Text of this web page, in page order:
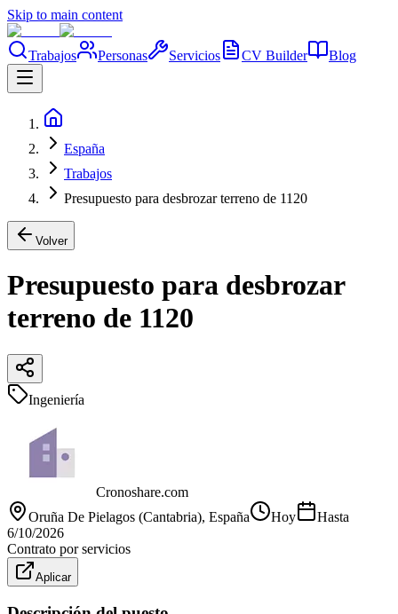
Skip to main content
Trabajos Personas Servicios CV Builder Blog
España
Trabajos
Presupuesto para desbrozar terreno de 1120
Volver
Presupuesto para desbrozar
terreno de 1120
Ingeniería
Cronoshare.com
Oruña De Pielagos (Cantabria), España Hoy
Hasta
6/10/2026
Contrato por servicios
Aplicar